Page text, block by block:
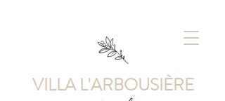
VILLA L'ARBOUSIÈRE